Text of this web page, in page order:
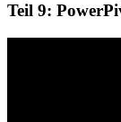
Teil 9: